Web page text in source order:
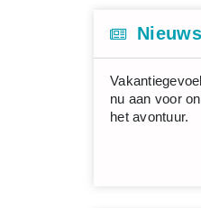
nu aan voor
het avontuur.